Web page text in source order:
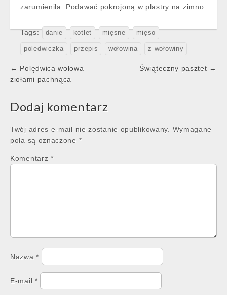
zarumieniła. Podawać pokrojoną w plastry na zimno.
Tags: danie kotlet mięsne mięso
polędwiczka przepis wołowina z wołowiny
Post
navigation
← Polędwica wołowa
ziołami pachnąca
Świąteczny pasztet →
Dodaj komentarz
Twój adres e-mail nie zostanie opublikowany.
Wymagane
pola są oznaczone *
Komentarz *
Nazwa*
E-mail *